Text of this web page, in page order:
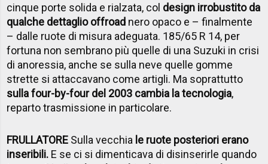
cinque porte solida e rialzata, col design irrobustito da
qualche dettaglio offroad nero opaco e – finalmente
– dalle ruote di misura adeguata. 185/65 R 14, per
fortuna non sembrano più quelle di una Suzuki in crisi
di anoressia, anche se sulla neve quelle gomme
strette si attaccavano come artigli. Ma soprattutto
sulla four-by-four del 2003 cambia la tecnologia,
reparto trasmissione in particolare.
FRULLATORE Sulla vecchia le ruote posteriori erano
inseribili. E se ci si dimenticava di disinserirle quando